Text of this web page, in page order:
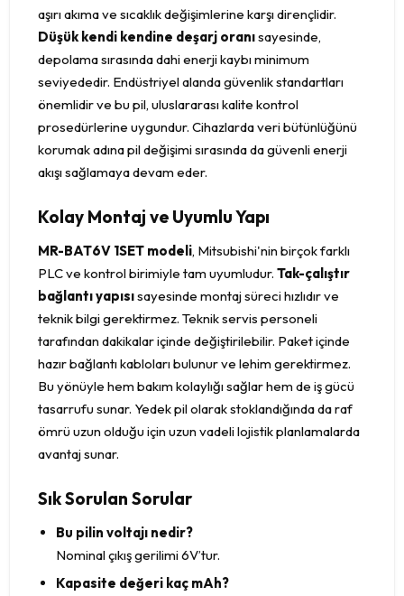
aşırı akıma ve sıcaklık değişimlerine karşı dirençlidir.
Düşük kendi kendine deşarj oranısayesinde,
depolama sırasında dahi enerji kaybı minimum
seviyededir. Endüstriyel alanda güvenlik standartları
önemlidir ve bu pil, uluslararası kalite kontrol
prosedürlerine uygundur. Cihazlarda veri bütünlüğünü
korumak adına pil değişimi sırasında da güvenli enerji
akışı sağlamaya devam eder.
Kolay Montaj ve Uyumlu Yapı
MR-BAT6V 1SET modeli, Mitsubishi'nin birçok farklı
PLC ve kontrol birimiyle tam uyumludur. Tak-çalıştır
bağlantı yapısısayesinde montaj süreci hızlıdır ve
teknik bilgi gerektirmez. Teknik servis personeli
tarafından dakikalar içinde değiştirilebilir. Paket içinde
hazır bağlantı kabloları bulunur ve lehim gerektirmez.
Bu yönüyle hem bakım kolaylığı sağlar hem de iş gücü
tasarrufu sunar. Yedek pil olarak stoklandığında da raf
ömrü uzun olduğu için uzun vadeli lojistik planlamalarda
avantaj sunar.
Sık Sorulan Sorular
Bu pilin voltajı nedir?
Nominal çıkış gerilimi 6V’tur.
Kapasite değeri kaç mAh?